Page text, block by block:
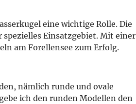
eine wichtige Rolle. Die
Einsatzgebiet. Mit einer
am Forellensee zum Erfolg.
nämlich runde und ovale
ich den runden Modellen den